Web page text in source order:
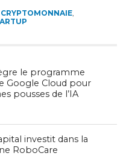
CRYPTOMONNAIE,
le programme
Google Cloud pour
pousses de l’IA
investit dans la
RoboCare